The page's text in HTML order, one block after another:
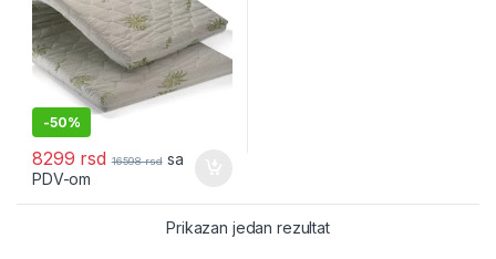
-50%
8299 rsd 16598rsd sa
PDV-om
Prikazan jedan rezultat